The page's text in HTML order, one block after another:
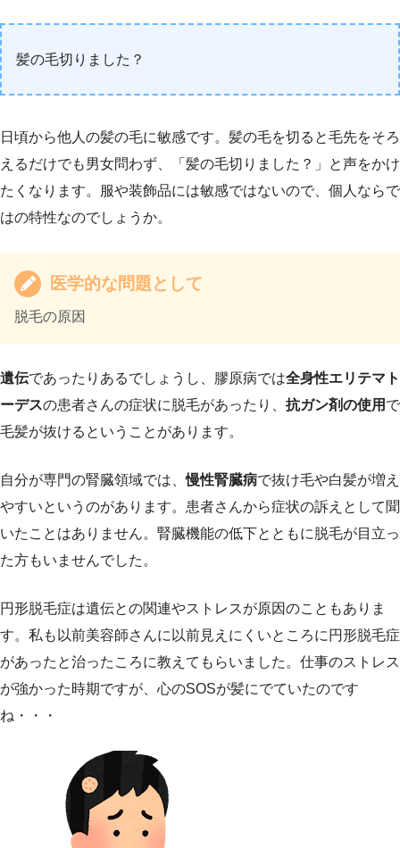
髪の毛切りました？
日頃から他人の髪の毛に敏感です。髪の毛を切ると毛先をそろ
えるだけでも男女問わず、「髪の毛切りました？」と声をかけ
たくなります。服や装飾品には敏感ではないので、個人ならで
はの特性なのでしょうか。
医学的な問題として
脱毛の原因
遺伝であったりあるでしょうし、膠原病では全身性エリテマト
ーデスの患者さんの症状に脱毛があったり、 抗ガン剤の使用 で
毛髪が抜けるということがあります。
自分が専門の腎臓領域では、慢性腎臓病で抜け毛や白髪が増え
やすいというのがあります。患者さんから症状の訴えとして聞
いたことはありません。腎臓機能の低下とともに脱毛が目立っ
た方もいませんでした。
円形脱毛症は遺伝との関連やストレスが原因のこともありま
す。私も以前美容師さんに以前見えにくいところに円形脱毛症
があったと治ったころに教えてもらいました。仕事のストレス
が強かった時期ですが、心のSOSが髪にでていたのです
ね・・・